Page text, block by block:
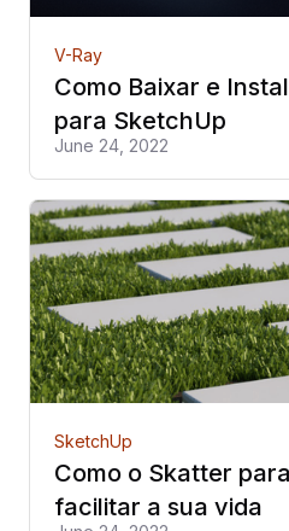
V-Ray
Como Baixar e
para SketchUp
June 24, 2022
SketchUp
Como o Skatter
facilitar a sua vida